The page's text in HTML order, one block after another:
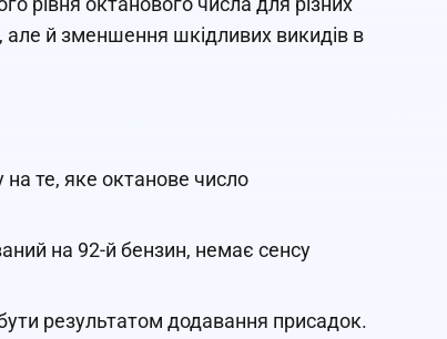
й зменшення шкідливих викидів в
те, яке октанове число
на 92-й бензин, немає сенсу
результатом додавання присадок.